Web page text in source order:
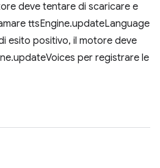
deve tentare di scaricare e
ttsEngine.updateLanguage
esito positivo, il motore deve
per registrare le